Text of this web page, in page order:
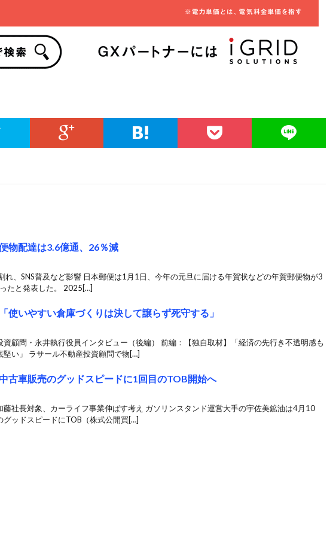
物配達は3.6億通、26％減
れ、SNS普及など影響 日本郵便は1月1日、今年の元旦に届ける年賀状などの年賀郵便物が3
たと発表した。 2025[…]
使いやすい倉庫づくりは決して譲らず死守する」
資顧問・永井執行役員インタビュー（後編） 前編：【独自取材】「経済の先行き不透明感も
堅い」 ラサール不動産投資顧問で物[…]
古車販売のグッドスピードに1回目のTOB開始へ
藤社長対象、カーライフ事業伸ばす考え ガソリンスタンド運営大手の宇佐美鉱油は4月10
グッドスピードにTOB（株式公開買[…]